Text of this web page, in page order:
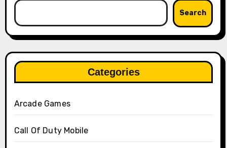
Search
Categories
Arcade Games
Call Of Duty Mobile